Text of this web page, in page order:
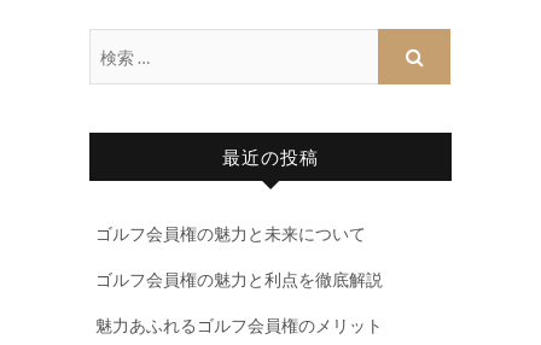
最近の投稿
ゴルフ会員権の魅力と未来について
ゴルフ会員権の魅力と利点を徹底解説
魅力あふれるゴルフ会員権のメリット